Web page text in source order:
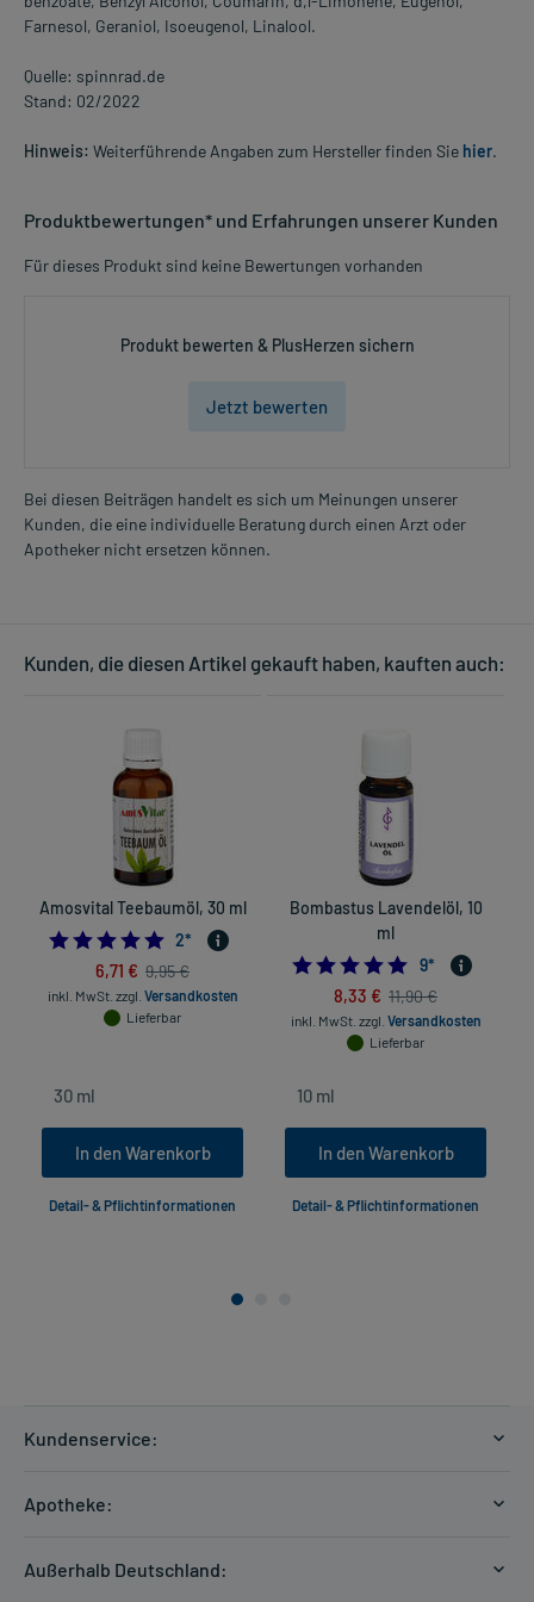
Farnesol, Geraniol, Isoeugenol, Linalool.
Quelle: spinnrad.de
Stand: 02/2022
Hinweis: Weiterführende Angaben zum Hersteller finden Sie hier.
Produktbewertungen* und Erfahrungen unserer Kunden
Für dieses Produkt sind keine Bewertungen vorhanden
Produkt bewerten & PlusHerzen sichern
Jetzt bewerten
Bei diesen Beiträgen handelt es sich um Meinungen unserer
Kunden, die eine individuelle Beratung durch einen Arzt oder
Apotheker nicht ersetzen können.
Kunden, die diesen Artikel gekauft haben, kauften auch:
Amosvital Teebaumöl, 30 ml
5.0
2*
6,71 € 9,95 €
inkl. MwSt. zzgl. Versandkosten
Lieferbar
In den Warenkorb
Detail- & Pflichtinformationen
Bombastus Lavendelöl, 10
ml
5.0
9*
8,33 € 11,90 €
inkl. MwSt. zzgl. Versandkosten
Lieferbar
In den Warenkorb
Detail- & Pflichtinformationen
Kundenservice:
Zahlungsarten
Apotheke:
Außerhalb Deutschland: